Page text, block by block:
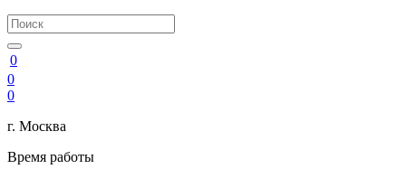
0
0
0
г. Москва
Время работы